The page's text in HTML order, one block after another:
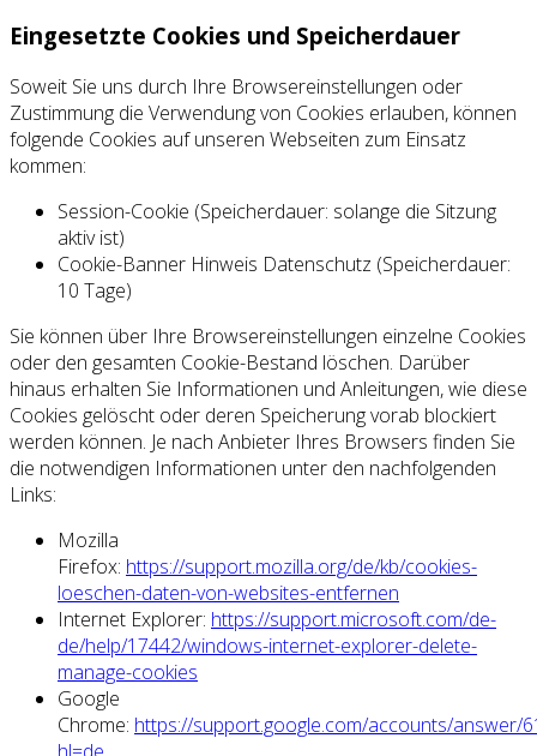
Eingesetzte Cookies und Speicherdauer
Soweit Sie uns durch Ihre Browsereinstellungen oder
Zustimmung die Verwendung von Cookies erlauben, können
folgende Cookies auf unseren Webseiten zum Einsatz
kommen:
Session-Cookie (Speicherdauer: solange die Sitzung
aktiv ist)
Cookie-Banner Hinweis Datenschutz (Speicherdauer:
10 Tage)
Sie können über Ihre Browsereinstellungen einzelne Cookies
oder den gesamten Cookie-Bestand löschen. Darüber
hinaus erhalten Sie Informationen und Anleitungen, wie diese
Cookies gelöscht oder deren Speicherung vorab blockiert
werden können. Je nach Anbieter Ihres Browsers finden Sie
die notwendigen Informationen unter den nachfolgenden
Links:
Mozilla
Firefox: https://support.mozilla.org/de/kb/cookies-
loeschen-daten-von-websites-entfernen
Internet Explorer: https://support.microsoft.com/de-
de/help/17442/windows-internet-explorer-delete-
manage-cookies
Google
Chrome: https://support.google.com/accounts/answer/